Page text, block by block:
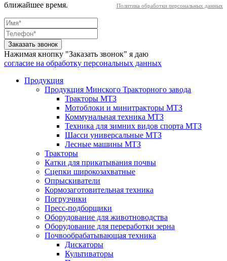
Политика обработки персональных данных
ближайшее время.
Заказать звонок
Нажимая кнопку "Заказать звонок" я даю
согласие на обработку персональных данных
Продукция
Продукция Минского Тракторного завода
Тракторы МТЗ
Мотоблоки и минитракторы МТЗ
Коммунальная техника МТЗ
Техника для зимних видов спорта МТЗ
Шасси универсальные МТЗ
Лесные машины МТЗ
Тракторы
Катки для прикатывания почвы
Сцепки широкозахватные
Опрыскиватели
Кормозаготовительная техника
Погрузчики
Пресс-подборщики
Оборудование для животноводства
Оборудование для переработки зерна
Почвообрабатывающая техника
Дискаторы
Культиваторы